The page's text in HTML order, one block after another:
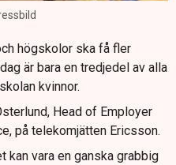
högskolor ska få fler
är bara en tredjedel av alla
kvinnor.
Head of Employer
på telekomjätten Ericsson.
kan vara en ganska grabbig